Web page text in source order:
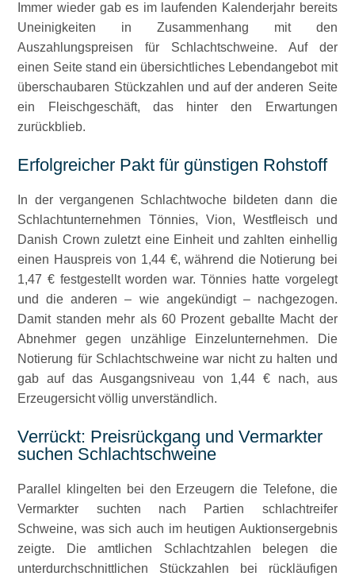
Immer wieder gab es im laufenden Kalenderjahr bereits
Uneinigkeiten in Zusammenhang mit den
Auszahlungspreisen für Schlachtschweine. Auf der
einen Seite stand ein übersichtliches Lebendangebot mit
überschaubaren Stückzahlen und auf der anderen Seite
ein Fleischgeschäft, das hinter den Erwartungen
zurückblieb.
Erfolgreicher Pakt für günstigen Rohstoff
In der vergangenen Schlachtwoche bildeten dann die
Schlachtunternehmen Tönnies, Vion, Westfleisch und
Danish Crown zuletzt eine Einheit und zahlten einhellig
einen Hauspreis von 1,44 €, während die Notierung bei
1,47 € festgestellt worden war. Tönnies hatte vorgelegt
und die anderen – wie angekündigt – nachgezogen.
Damit standen mehr als 60 Prozent geballte Macht der
Abnehmer gegen unzählige Einzelunternehmen. Die
Notierung für Schlachtschweine war nicht zu halten und
gab auf das Ausgangsniveau von 1,44 € nach, aus
Erzeugersicht völlig unverständlich.
Verrückt: Preisrückgang und Vermarkter
suchen Schlachtschweine
Parallel klingelten bei den Erzeugern die Telefone, die
Vermarkter suchten nach Partien schlachtreifer
Schweine, was sich auch im heutigen Auktionsergebnis
zeigte. Die amtlichen Schlachtzahlen belegen die
unterdurchschnittlichen Stückzahlen bei rückläufigen